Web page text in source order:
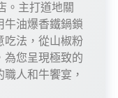
。主打道地關
牛油爆香鐵鍋鎖
吃法，從山椒粉
為您呈現極致的
人和牛饗宴，